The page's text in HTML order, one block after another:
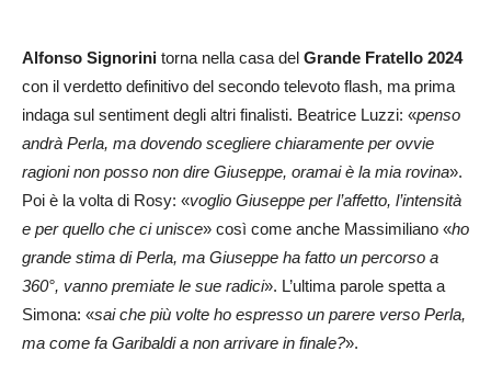
Alfonso Signorini torna nella casa del Grande Fratello 2024
con il verdetto definitivo del secondo televoto flash, ma prima
indaga sul sentiment degli altri finalisti. Beatrice Luzzi: «penso
andrà Perla, ma dovendo scegliere chiaramente per ovvie
ragioni non posso non dire Giuseppe, oramai è la mia rovina».
Poi è la volta di Rosy: «voglio Giuseppe per l’affetto, l’intensità
e per quello che ci unisce» così come anche Massimiliano «ho
grande stima di Perla, ma Giuseppe ha fatto un percorso a
360°, vanno premiate le sue radici». L’ultima parole spetta a
Simona: «sai che più volte ho espresso un parere verso Perla,
ma come fa Garibaldi a non arrivare in finale?».